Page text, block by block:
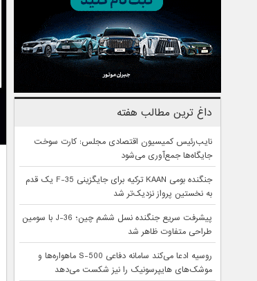
داغ ترین مطالب هفته
نایب‌رئیس کمیسیون اقتصادی مجلس: کارت سوخت
جایگاه‌ها جمع‌آوری می‌شود
جنگنده بومی KAAN ترکیه برای جایگزینی F-35 یک قدم
به نخستین پرواز نزدیک‌تر شد
پیشرفت سریع جنگنده نسل ششم چین؛ J-36 با سومین
طراحی متفاوت ظاهر شد
روسیه ادعا می‌کند سامانه دفاعی S-500 ماهواره‌ها و
موشک‌های هایپرسونیک را نیز شکست می‌دهد